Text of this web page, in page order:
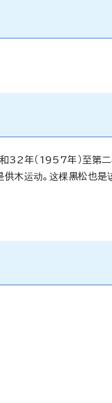
和32年（1957年）至第
供木运动。这棵黑松也是